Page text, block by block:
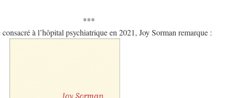
à l’hôpital psychiatrique en 2021, Joy Sorman remarque :